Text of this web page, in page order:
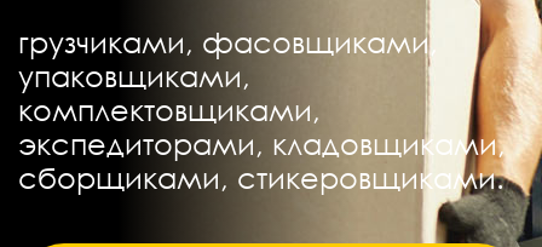
грузчиками, фасовщиками,
упаковщиками,
комплектовщиками,
экспедиторами, кладовщиками,
сборщиками, стикеровщиками.